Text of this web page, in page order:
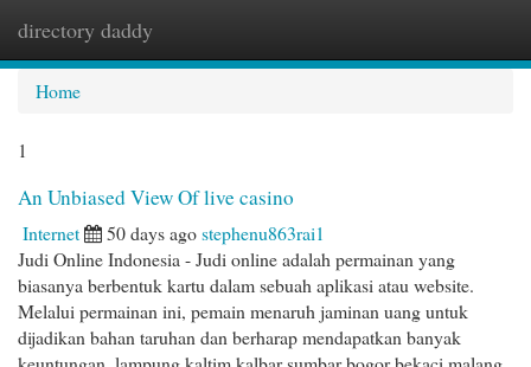
directory daddy
Home
1
An Unbiased View Of live casino
Internet 50 days agostephenu863rai1
Judi Online Indonesia - Judi online adalah permainan yang
biasanya berbentuk kartu dalam sebuah aplikasi atau website.
Melalui permainan ini, pemain menaruh jaminan uang untuk
dijadikan bahan taruhan dan berharap mendapatkan banyak